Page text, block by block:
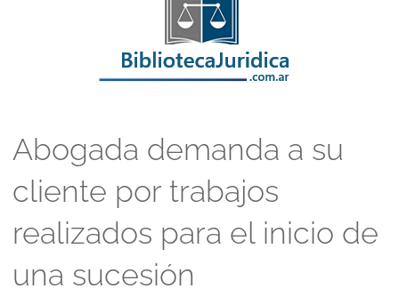
Abogada demanda a su
cliente por trabajos
realizados para el inicio de
una sucesión